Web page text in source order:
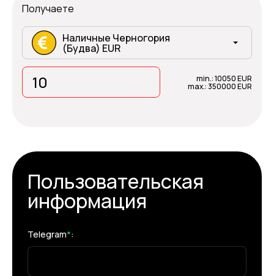
Получаете
Наличные Черногория
(Будва) EUR
min.: 10050 EUR
max.: 350000 EUR
Пользовательская
информация
Telegram*: